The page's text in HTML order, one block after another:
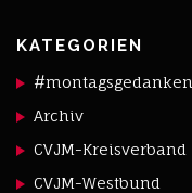
KATEGORIEN
#montagsgedanken
Archiv
CVJM-Kreisverband
CVJM-Westbund